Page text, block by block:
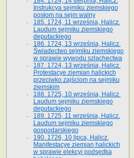
Instrukcya sejmiku ziemskiego
posłom na sejm walny
185. 1724, 11 września, Halicz.
Laudum sejmiku ziemskiego
deputackiego
186. 1724, 13 września, Halicz.
Świadectwo sejmiku ziemskiego
w sprawie wywodu szlachectwa
187. 1724, 13 września, Halicz.
Protestacye ziemian halickich
przeciwko zajściom na sejmiku
ziemskim
188. 1725, 10 września, Halicz.
Laudum sejmiku ziemskiego
deputackiego
189. 1725, 11 września, Halicz.
Laudum sejmiku ziemskiego
gospodarskiego
190. 1726, 10 lipca, Halicz.
Manifestacye ziemian halickich
w sprawie elekcyi podsędka